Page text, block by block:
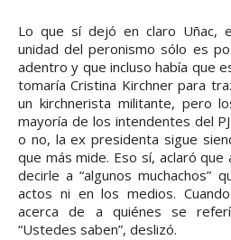
Lo que sí dejó en claro Uñac,
unidad del peronismo sólo es
adentro y que incluso había que
tomaría Cristina Kirchner para
un kirchnerista militante, pero
mayoría de los intendentes del
o no, la ex presidenta sigue
que más mide. Eso sí, aclaró
decirle a “algunos muchachos”
actos ni en los medios.
acerca de a quiénes se
“Ustedes saben”, deslizó.